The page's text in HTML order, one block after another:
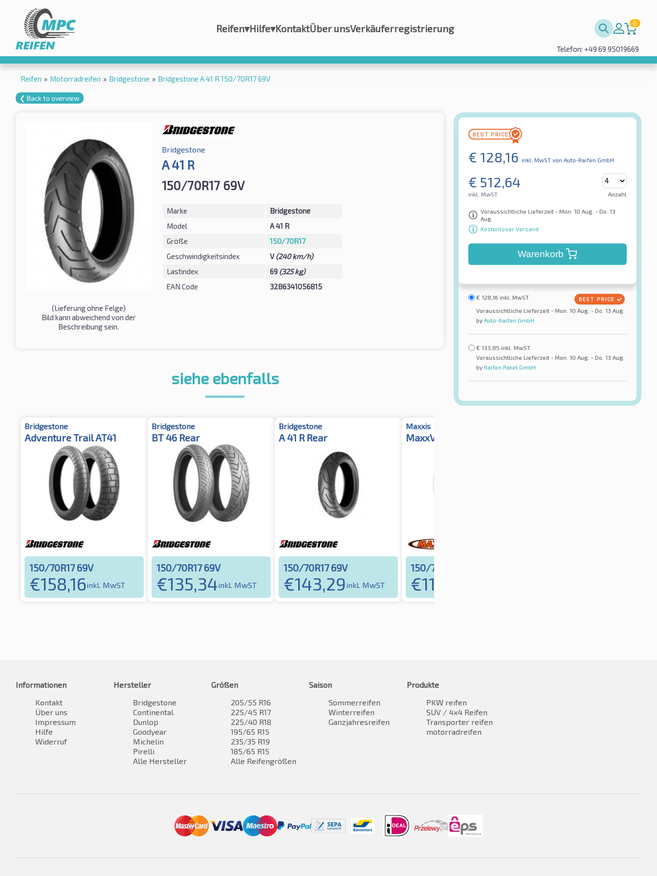
Reifen▾Hilfe▾KontaktÜber unsVerkäuferregistrierung 0
Telefon: +49 69 95019669
Reifen » Motorradreifen » Bridgestone » Bridgestone A 41 R 150/70R17 69V
❮ Back to overview
(Lieferung ohne Felge)
Bild kann abweichend von der
Beschreibung sein.
Bridgestone
A 41 R
150/70R17 69V
Marke
Bridgestone
Model
A 41 R
Größe
150/70R17
Geschwindigkeitsindex
V(240 km/h)
Lastindex
69 (325 kg)
EAN Code
3286341056815
€ 128,16 inkl. MwST von Auto-Raifen GmbH
€ 512,64
inkl. MwST Anzahl
Voraussichtliche Lieferzeit - Mon. 10 Aug. - Do. 13
Aug.
Kostenloser Versand
Warenkorb
€ 128,16 inkl. MwST
Voraussichtliche Lieferzeit - Mon. 10 Aug. - Do. 13 Aug.
by Auto-Raifen GmbH
€ 133,85 inkl. MwST
Voraussichtliche Lieferzeit - Mon. 10 Aug. - Do. 13 Aug.
by Raifen Paket GmbH
siehe ebenfalls
Bridgestone
Adventure Trail AT41
150/70R17 69V
€158,16inkl. MwST
Bridgestone
BT 46 Rear
150/70R17 69V
€135,34inkl. MwST
Bridgestone
A 41 R Rear
150/70R17 69V
€143,29inkl. MwST
Maxxis
MaxxVenture MA-ADV TL
150/70R17 69V
€118,37
Informationen
Kontakt
Über uns
Impressum
Hilfe
Widerruf
Hersteller
Bridgestone
Continental
Dunlop
Goodyear
Michelin
Pirelli
Alle Hersteller
Größen
205/55 R16
225/45 R17
225/40 R18
195/65 R15
235/35 R19
185/65 R15
Alle Reifengrößen
Saison
Sommerreifen
Winterreifen
Ganzjahresreifen
Produkte
PKW reifen
SUV / 4x4 Reifen
Transporter reifen
motorradreifen